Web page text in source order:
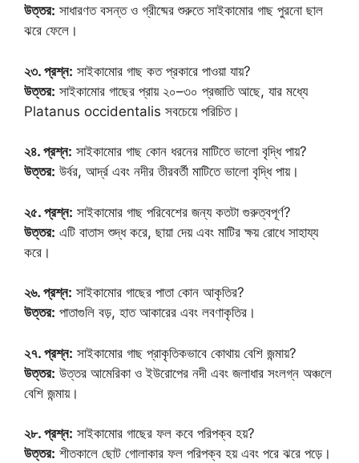
উত্তর: সাধারণত বসন্ত ও গ্রীষ্মের শুরুতে সাইকামোর গাছ পুরনো ছাল
ঝরে ফেলে।
২৩. প্রশ্ন: সাইকামোর গাছ কত প্রকারে পাওয়া যায়?
উত্তর: সাইকামোর গাছের প্রায় ২০–৩০ প্রজাতি আছে, যার মধ্যে
Platanus occidentalis সবচেয়ে পরিচিত।
২৪. প্রশ্ন: সাইকামোর গাছ কোন ধরনের মাটিতে ভালো বৃদ্ধি পায়?
উত্তর: উর্বর, আর্দ্র এবং নদীর তীরবর্তী মাটিতে ভালো বৃদ্ধি পায়।
২৫. প্রশ্ন: সাইকামোর গাছ পরিবেশের জন্য কতটা গুরুত্বপূর্ণ?
উত্তর: এটি বাতাস শুদ্ধ করে, ছায়া দেয় এবং মাটির ক্ষয় রোধে সাহায্য
করে।
২৬. প্রশ্ন: সাইকামোর গাছের পাতা কোন আকৃতির?
উত্তর: পাতাগুলি বড়, হাত আকারের এবং লবণাকৃতির।
২৭. প্রশ্ন: সাইকামোর গাছ প্রাকৃতিকভাবে কোথায় বেশি জন্মায়?
উত্তর: উত্তর আমেরিকা ও ইউরোপের নদী এবং জলাধার সংলগ্ন অঞ্চলে
বেশি জন্মায়।
২৮. প্রশ্ন: সাইকামোর গাছের ফল কবে পরিপক্ব হয়?
উত্তর: শীতকালে ছোট গোলাকার ফল পরিপক্ব হয় এবং পরে ঝরে পড়ে।